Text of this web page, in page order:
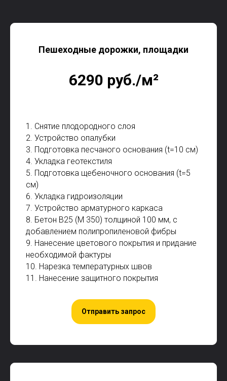
Пешеходные дорожки, площадки
6290 руб./м²
1. Снятие плодородного слоя
2. Устройство опалубки
3. Подготовка песчаного основания (t=10 см)
4. Укладка геотекстиля
5. Подготовка щебеночного основания (t=5
см)
6. Укладка гидроизоляции
7. Устройство арматурного каркаса
8. Бетон В25 (М 350) толщиной 100 мм, с
добавлением полипропиленовой фибры
9. Нанесение цветового покрытия и придание
необходимой фактуры
10. Нарезка температурных швов
11. Нанесение защитного покрытия
Отправить запрос